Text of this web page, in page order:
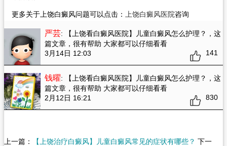
更多关于上饶白癜风问题可以点击： 上饶白癜风医院咨询
严芸: 【上饶看白癜风医院】儿童白癜风怎么护理？ ，这
篇文章，很有帮助 大家都可以仔细看看
3月14日 12:03
141
钱曜: 【上饶看白癜风医院】儿童白癜风怎么护理？ ，这
篇文章，很有帮助 大家都可以仔细看看
2月12日 16:21
830
上一篇： 【上饶治疗白癜风】儿童白癜风常见的症状有哪些？ 下一